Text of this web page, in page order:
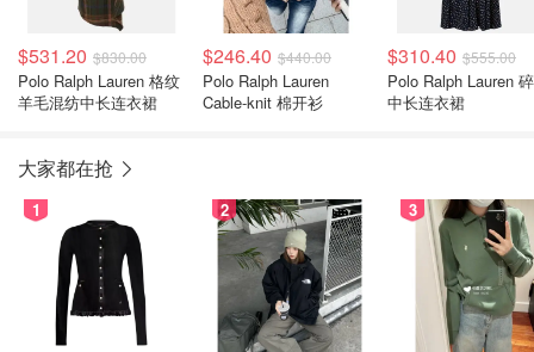
$531.20 $830.00
Polo Ralph Lauren 格纹
羊毛混纺中长连衣裙
$246.40 $440.00
Polo Ralph Lauren
Cable-knit 棉开衫
$310.40 $555.00
Polo Ralph Lauren
中长连衣裙
大家都在抢
1 2 3